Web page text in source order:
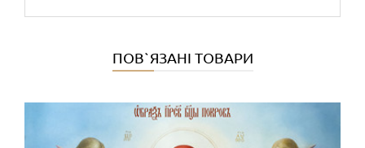
ПОВ`ЯЗАНІ ТОВАРИ